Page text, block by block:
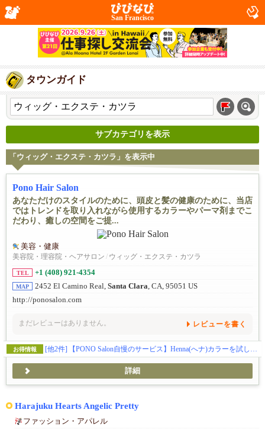
San Francisco
タウンガイド
サブカテゴリを表示
「ウィッグ・エクステ・カツラ」を表示中
Pono Hair Salon
あなただけのスタイルのために、頭皮と髪の健康のために、当店
ではトレンドを取り入れながら使用するカラーやパーマ剤までこ
だわり、癒しの空間をご提...
美容・健康
美容院・理容院・ヘアサロン / ウィッグ・エクステ・カツラ
TEL +1 (408) 921-4354
MAP 2452 El Camino Real, Santa Clara, CA, 95051 US
http://ponosalon.com
まだレビューはありません。 レビューを書く
お得情報 [他2件] 【PONO Salon自慢のサービス】Henna(へナ)カラーを試してみませんか？？
詳細
Harajuku Hearts Angelic Pretty
ファッション・アパレル